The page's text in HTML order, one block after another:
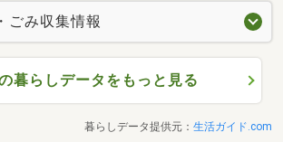
ごみ収集情報
暮らしデータをもっと見る
暮らしデータ提供元： 生活ガイド.com